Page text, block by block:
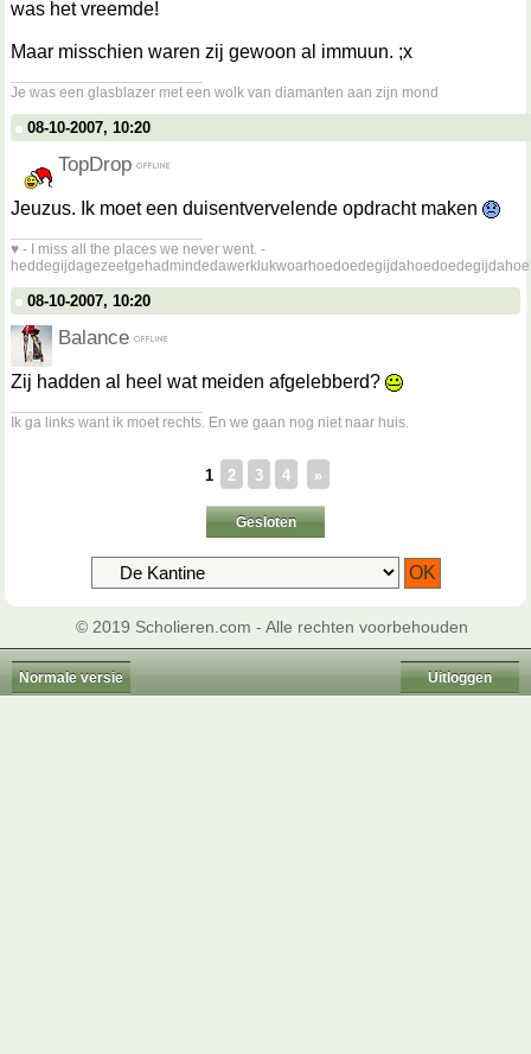
was het vreemde!
Maar misschien waren zij gewoon al immuun. ;x
Je was een glasblazer met een wolk van diamanten aan zijn mond
08-10-2007, 10:20
TopDrop
Jeuzus. Ik moet een duisentvervelende opdracht maken
♥ - I miss all the places we never went. -
08-10-2007, 10:20
Balance
Zij hadden al heel wat meiden afgelebberd?
Ik ga links want ik moet rechts. En we gaan nog niet naar huis.
1 2 3 4 »
Gesloten
© 2019 Scholieren.com - Alle rechten voorbehouden
Normale versie Uitloggen